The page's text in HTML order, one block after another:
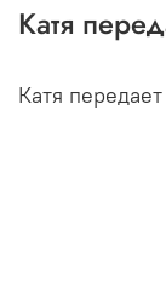
Катя
Катя